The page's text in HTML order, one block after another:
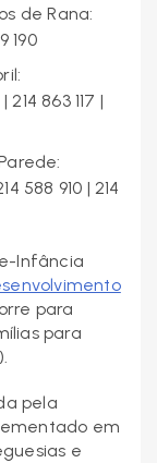
de Rana:
190
863 117 |
588 910 | 214
Infância
para
para
pela
em
e